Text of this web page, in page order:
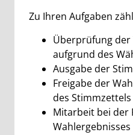
Zu Ihren Aufgaben
Überprüfung
aufgrund des
Ausgabe der
Freigabe der
des Stimmzettels
Mitarbeit bei der
Wahlergebnisses